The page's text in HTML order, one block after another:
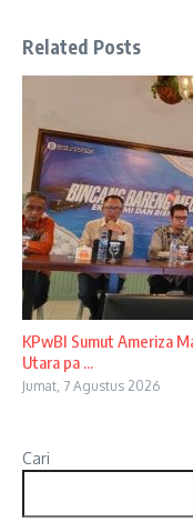
Related Posts
KPwBI Sumut Ameriza
Utara pa ...
Jumat, 7 Agustus 2026
Cari